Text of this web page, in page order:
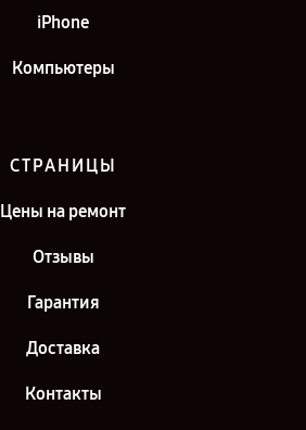
iPhone
Компьютеры
СТРАНИЦЫ
Цены на ремонт
Отзывы
Гарантия
Доставка
Контакты